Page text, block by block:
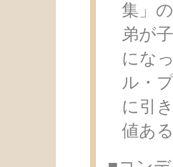
集」
弟が
にな
ル・
に引
値あ